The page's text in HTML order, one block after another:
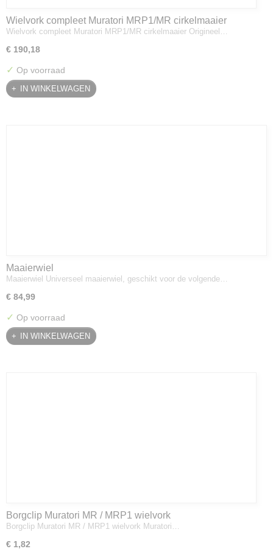
Wielvork compleet Muratori MRP1/MR cirkelmaaier
Wielvork compleet Muratori MRP1/MR cirkelmaaier Origineel…
€ 190,18
✓ Op voorraad
IN WINKELWAGEN
Maaierwiel
Maaierwiel Universeel maaierwiel, geschikt voor de volgende…
€ 84,99
✓ Op voorraad
IN WINKELWAGEN
Borgclip Muratori MR / MRP1 wielvork
Borgclip Muratori MR / MRP1 wielvork Muratori…
€ 1,82